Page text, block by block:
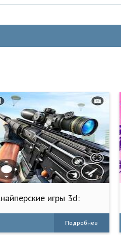
игры 3d:
Подробнее